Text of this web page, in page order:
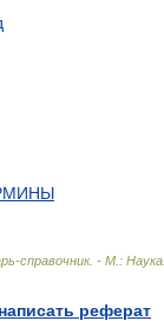
справочник. - М.: Наука
реферат